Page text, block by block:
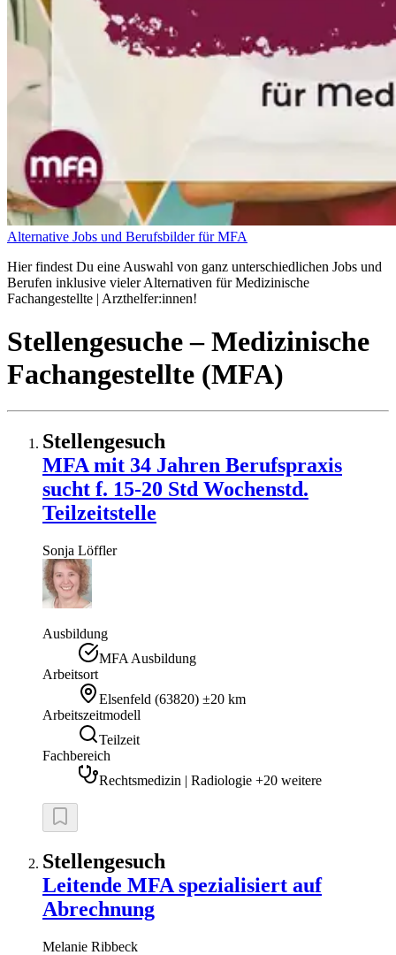
Alternative Jobs und Berufsbilder für MFA
Hier findest Du eine Auswahl von ganz unterschiedlichen Jobs und
Berufen inklusive vieler Alternativen für Medizinische
Fachangestellte | Arzthelfer:innen!
Stellengesuche– Medizinische
Fachangestellte (MFA)
Stellengesuch
MFA mit 34 Jahren Berufspraxis
sucht f. 15-20 Std Wochenstd.
Teilzeitstelle
Sonja Löffler
Ausbildung
MFA Ausbildung
Arbeitsort
Elsenfeld (63820) ±20 km
Arbeitszeitmodell
Teilzeit
Fachbereich
Rechtsmedizin | Radiologie +20 weitere
Stellengesuch
Leitende MFA spezialisiert auf
Abrechnung
Melanie Ribbeck